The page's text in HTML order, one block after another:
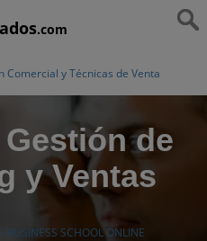
.com
Comercial y Técnicas de Venta
de
y Ventas
BUSINESS SCHOOL ONLINE